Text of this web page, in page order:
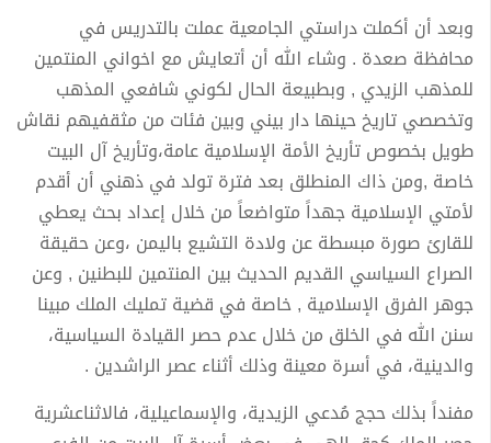
وبعد أن أكملت دراستي الجامعية عملت بالتدريس في
محافظة صعدة . وشاء الله أن أتعايش مع اخواني المنتمين
للمذهب الزيدي , وبطبيعة الحال لكوني شافعي المذهب
وتخصصي تاريخ حينها دار بيني وبين فئات من مثقفيهم نقاش
طويل بخصوص تأريخ الأمة الإسلامية عامة،وتأريخ آل البيت
خاصة ,ومن ذاك المنطلق بعد فترة تولد في ذهني أن أقدم
لأمتي الإسلامية جهداً متواضعاً من خلال إعداد بحث يعطي
للقارئ صورة مبسطة عن ولادة التشيع باليمن ،وعن حقيقة
الصراع السياسي القديم الحديث بين المنتمين للبطنين , وعن
جوهر الفرق الإسلامية , خاصة في قضية تمليك الملك مبينا
سنن الله في الخلق من خلال عدم حصر القيادة السياسية،
والدينية، في أسرة معينة وذلك أثناء عصر الراشدين .
مفنداً بذلك حجج مُدعي الزيدية، والإسماعيلية، فالاثناعشرية